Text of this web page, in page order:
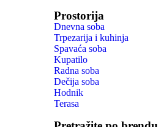
Prostorija
Dnevna soba
Trpezarija i kuhinja
Spavaća soba
Kupatilo
Radna soba
Dečija soba
Hodnik
Terasa